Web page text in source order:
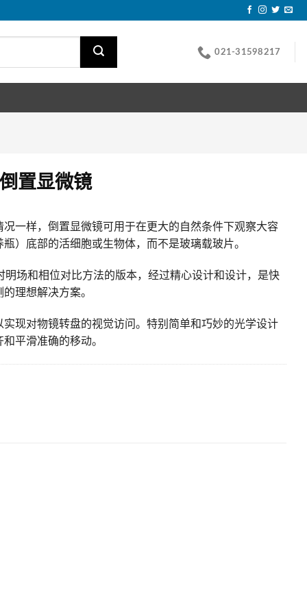
021-31598217
置显微镜
况一样，倒置显微镜可用于在更大的自然条件下观察大容
）底部的活细胞或生物体，而不是玻璃载玻片。
明场和相位对比方法的版本，经过精心设计和设计，是快
理想解决方案。
实现对物镜转盘的视觉访问。特别简单和巧妙的光学设计
平滑准确的移动。